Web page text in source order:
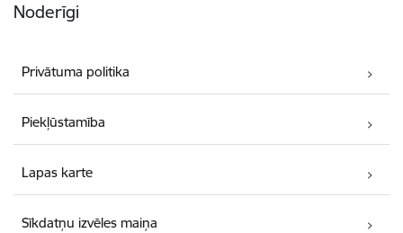
Noderīgi
Privātuma politika
Piekļūstamība
Lapas karte
Sīkdatņu izvēles maiņa